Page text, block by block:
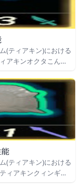
(ティアキン)における
アキンオクタこん棒
(ティアキン)における
ィアキンクィンギブ